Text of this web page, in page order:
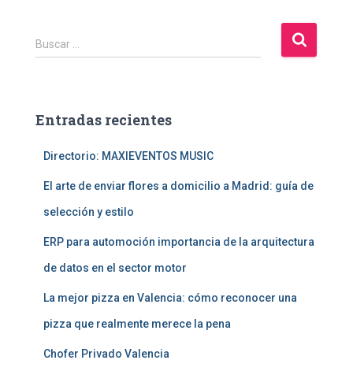
B
u
r
Buscar …
Entradas recientes
Directorio: MAXIEVENTOS MUSIC
El arte de enviar flores a domicilio a Madrid: guía de
selección y estilo
ERP para automoción importancia de la arquitectura
de datos en el sector motor
La mejor pizza en Valencia: cómo reconocer una
pizza que realmente merece la pena
Chofer Privado Valencia